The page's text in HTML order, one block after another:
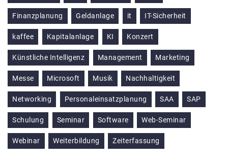
Finanzplanung Geldanlage it IT-Sicherheit
kaffee Kapitalanlage KI Konzert
Künstliche Intelligenz Management Marketing
Messe Microsoft Musik Nachhaltigkeit
Networking Personaleinsatzplanung SAA SAP
Schulung Seminar Software Web-Seminar
Webinar Weiterbildung Zeiterfassung